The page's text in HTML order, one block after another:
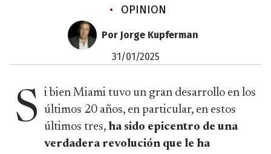
• OPINION
Por Jorge Kupferman
31/01/2025
S i bien Miami tuvo un gran desarrollo en los
últimos 20 años, en particular, en estos
últimos tres, ha sido epicentro de una
verdadera revolución que le ha